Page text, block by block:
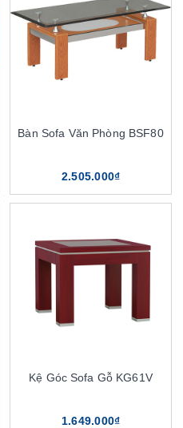
Bàn Sofa Văn Phòng BSF80
2.505.000₫
Kệ Góc Sofa Gỗ KG61V
1.649.000₫